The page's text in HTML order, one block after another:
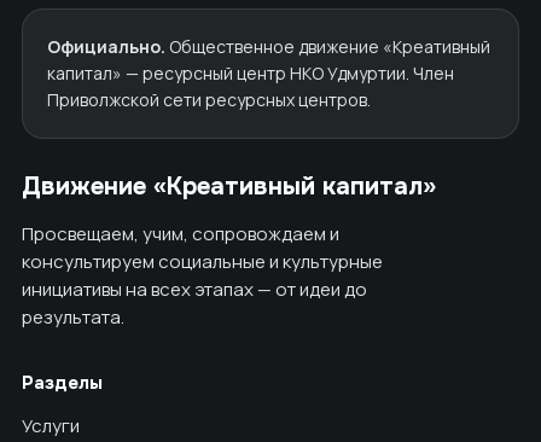
Официально. Общественное движение «Креативный
капитал» — ресурсный центр НКО Удмуртии. Член
Приволжской сети ресурсных центров.
Движение «Креативный капитал»
Просвещаем, учим, сопровождаем и
консультируем социальные и культурные
инициативы на всех этапах — от идеи до
результата.
Разделы
Услуги